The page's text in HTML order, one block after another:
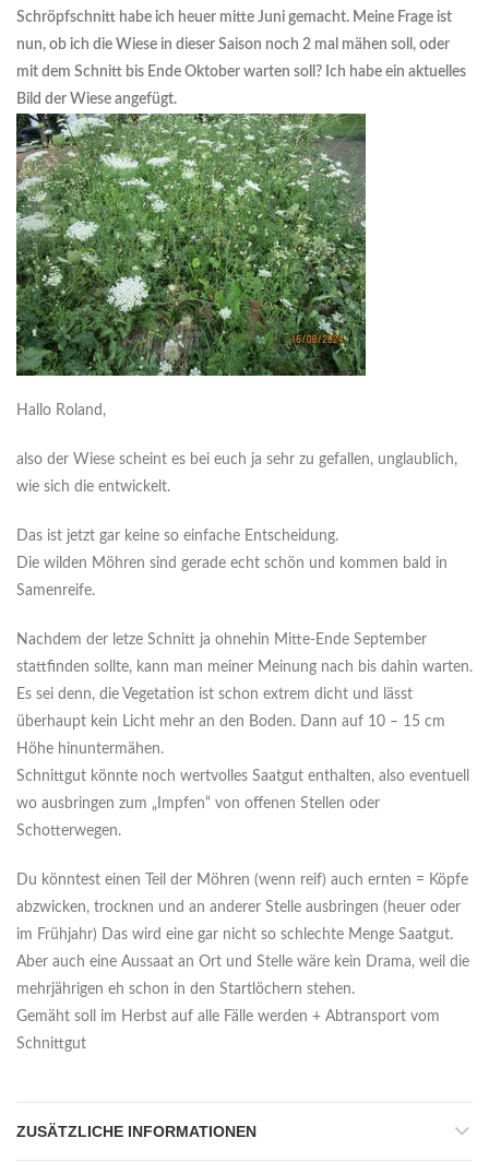
Schröpfschnitt habe ich heuer mitte Juni gemacht. Meine Frage ist
nun, ob ich die Wiese in dieser Saison noch 2 mal mähen soll, oder
mit dem Schnitt bis Ende Oktober warten soll? Ich habe ein aktuelles
Bild der Wiese angefügt.
Hallo Roland,
also der Wiese scheint es bei euch ja sehr zu gefallen, unglaublich,
wie sich die entwickelt.
Das ist jetzt gar keine so einfache Entscheidung.
Die wilden Möhren sind gerade echt schön und kommen bald in
Samenreife.
Nachdem der letze Schnitt ja ohnehin Mitte-Ende September
stattfinden sollte, kann man meiner Meinung nach bis dahin warten.
Es sei denn, die Vegetation ist schon extrem dicht und lässt
überhaupt kein Licht mehr an den Boden. Dann auf 10 – 15 cm
Höhe hinuntermähen.
Schnittgut könnte noch wertvolles Saatgut enthalten, also eventuell
wo ausbringen zum „Impfen“ von offenen Stellen oder
Schotterwegen.
Du könntest einen Teil der Möhren (wenn reif) auch ernten = Köpfe
abzwicken, trocknen und an anderer Stelle ausbringen (heuer oder
im Frühjahr) Das wird eine gar nicht so schlechte Menge Saatgut.
Aber auch eine Aussaat an Ort und Stelle wäre kein Drama, weil die
mehrjährigen eh schon in den Startlöchern stehen.
Gemäht soll im Herbst auf alle Fälle werden + Abtransport vom
Schnittgut
ZUSÄTZLICHE INFORMATIONEN